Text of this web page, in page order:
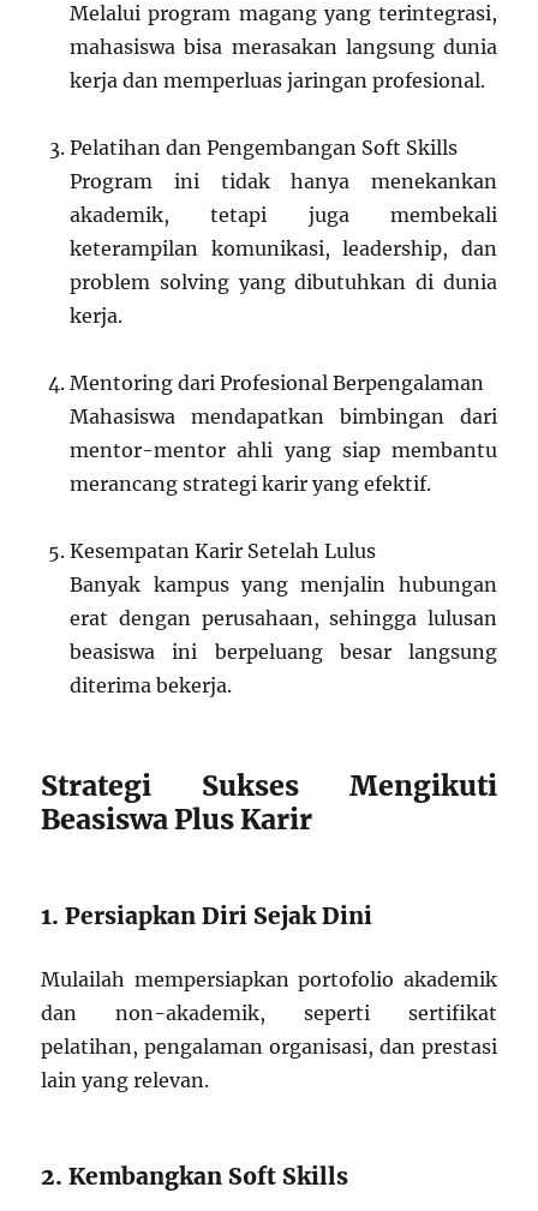
Melalui program magang yang terintegrasi,
mahasiswa bisa merasakan langsung dunia
kerja dan memperluas jaringan profesional.
Pelatihan dan Pengembangan Soft Skills
Program ini tidak hanya menekankan
akademik, tetapi juga membekali
keterampilan komunikasi, leadership, dan
problem solving yang dibutuhkan di dunia
kerja.
Mentoring dari Profesional Berpengalaman
Mahasiswa mendapatkan bimbingan dari
mentor-mentor ahli yang siap membantu
merancang strategi karir yang efektif.
Kesempatan Karir Setelah Lulus
Banyak kampus yang menjalin hubungan
erat dengan perusahaan, sehingga lulusan
beasiswa ini berpeluang besar langsung
diterima bekerja.
Strategi Sukses Mengikuti
Beasiswa Plus Karir
1. Persiapkan Diri Sejak Dini
Mulailah mempersiapkan portofolio akademik
dan non-akademik, seperti sertifikat
pelatihan, pengalaman organisasi, dan prestasi
lain yang relevan.
2. Kembangkan Soft Skills